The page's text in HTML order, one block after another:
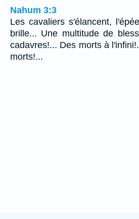
Nahum 3:3
Les cavaliers s'élancent,
brille... Une multitude de
cadavres!... Des morts à
morts!...